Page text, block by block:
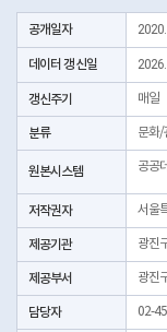
공개일자
데이터 갱신일
갱신주기 매일
분류 문화/
원본시스템 공공
저작권자 서울
제공기관 광진
제공부서 광진
담당자 02-